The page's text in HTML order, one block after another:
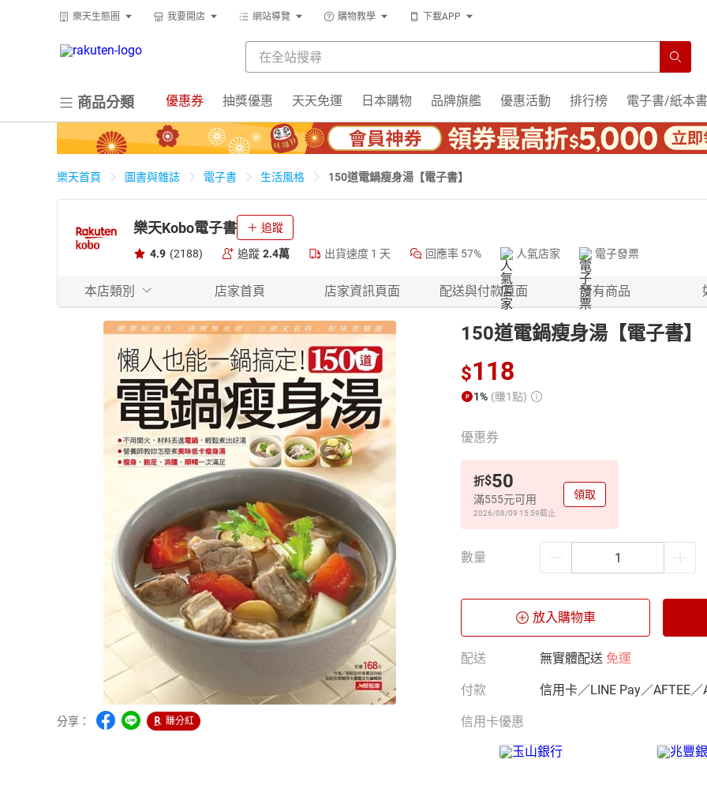
樂天生態圈 我要開店 網站導覽 購物教學 下載APP
商品分類 優惠券 抽獎優惠 天天免運 日本購物 品牌旗艦 優惠活動 排行榜 電子書/紙本書
樂天首頁 圖書與雜誌 電子書 生活風格 150道電鍋瘦身湯【電子書】
樂天Kobo電子書 追蹤
4.9 (2188) 追蹤 2.4萬 出貨速度 1 天 回應率 57% 人氣店家 電子發票
本店類別 店家首頁 店家資訊頁面 配送與付款頁面 所有商品
分享： 賺分紅
150道電鍋瘦身湯【電子書】
$118
1% (賺1點)
優惠券
折$50
滿555元可用
2026/08/09 15:59截止
領取
數量
放入購物車
配送 無實體配送 免運
付款 信用卡／LINE Pay／AFTEE／
信用卡優惠